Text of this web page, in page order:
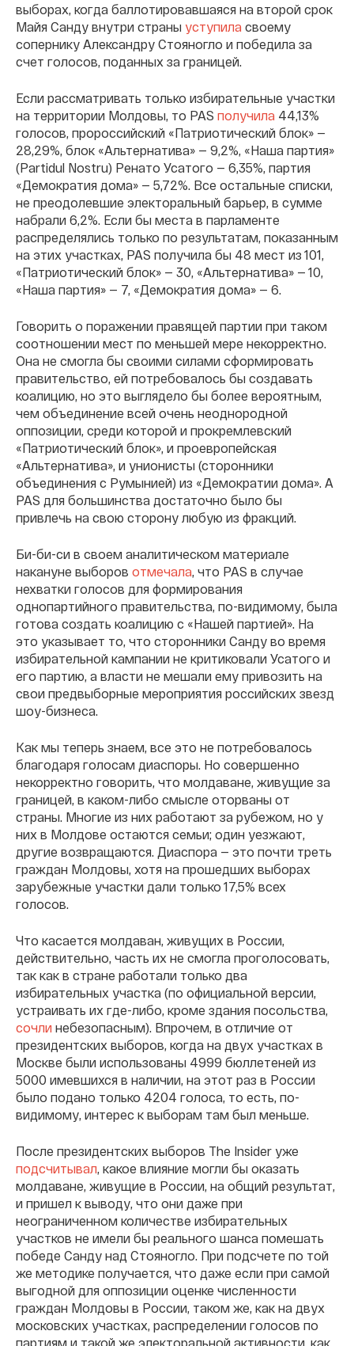
выборах, когда баллотировавшаяся на второй срок
Майя Санду внутри страны уступила своему
сопернику Александру Стояногло и победила за
счет голосов, поданных за границей.
Если рассматривать только избирательные участки
на территории Молдовы, то PAS получила 44,13%
голосов, пророссийский «Патриотический блок» —
28,29%, блок «Альтернатива» — 9,2%, «Наша партия»
(Partidul Nostru) Ренато Усатого — 6,35%, партия
«Демократия дома» — 5,72%. Все остальные списки,
не преодолевшие электоральный барьер, в сумме
набрали 6,2%. Если бы места в парламенте
распределялись только по результатам, показанным
на этих участках, PAS получила бы 48 мест из 101,
«Патриотический блок» — 30, «Альтернатива» — 10,
«Наша партия» — 7, «Демократия дома» — 6.
Говорить о поражении правящей партии при таком
соотношении мест по меньшей мере некорректно.
Она не смогла бы своими силами сформировать
правительство, ей потребовалось бы создавать
коалицию, но это выглядело бы более вероятным,
чем объединение всей очень неоднородной
оппозиции, среди которой и прокремлевский
«Патриотический блок», и проевропейская
«Альтернатива», и унионисты (сторонники
объединения с Румынией) из «Демократии дома». А
PAS для большинства достаточно было бы
привлечь на свою сторону любую из фракций.
Би-би-си в своем аналитическом материале
накануне выборов отмечала, что PAS в случае
нехватки голосов для формирования
однопартийного правительства, по-видимому, была
готова создать коалицию с «Нашей партией». На
это указывает то, что сторонники Санду во время
избирательной кампании не критиковали Усатого и
его партию, а власти не мешали ему привозить на
свои предвыборные мероприятия российских звезд
шоу-бизнеса.
Как мы теперь знаем, все это не потребовалось
благодаря голосам диаспоры. Но совершенно
некорректно говорить, что молдаване, живущие за
границей, в каком-либо смысле оторваны от
страны. Многие из них работают за рубежом, но у
них в Молдове остаются семьи; один уезжают,
другие возвращаются. Диаспора — это почти треть
граждан Молдовы, хотя на прошедших выборах
зарубежные участки дали только 17,5% всех
голосов.
Что касается молдаван, живущих в России,
действительно, часть их не смогла проголосовать,
так как в стране работали только два
избирательных участка (по официальной версии,
устраивать их где-либо, кроме здания посольства,
сочли небезопасным). Впрочем, в отличие от
президентских выборов, когда на двух участках в
Москве были использованы 4999 бюллетеней из
5000 имевшихся в наличии, на этот раз в России
было подано только 4204 голоса, то есть, по-
видимому, интерес к выборам там был меньше.
После президентских выборов The Insider уже
подсчитывал, какое влияние могли бы оказать
молдаване, живущие в России, на общий результат,
и пришел к выводу, что они даже при
неограниченном количестве избирательных
участков не имели бы реального шанса помешать
победе Санду над Стояногло. При подсчете по той
же методике получается, что даже если при самой
выгодной для оппозиции оценке численности
граждан Молдовы в России, таком же, как на двух
московских участках, распределении голосов по
партиям и такой же электоральной активности, как